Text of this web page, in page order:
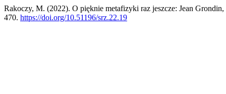
Rakoczy, M. (2022). O pięknie metafizyki raz jeszcze: Jean
470. https://doi.org/10.51196/srz.22.19